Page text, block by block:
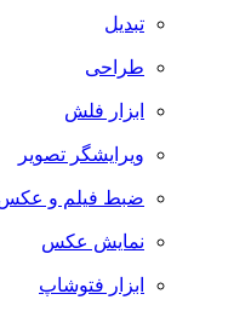
تبدیل
طراحی
ابزار فلش
ویرایشگر تصویر
ضبط فيلم و
نمایش عکس
ابزار فتوشاپ